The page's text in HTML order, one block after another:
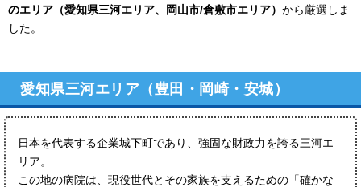
のエリア（愛知県三河エリア、岡山市/倉敷市エリア） から厳選しま
した。
愛知県三河エリア（豊田・岡崎・安城）
日本を代表する企業城下町であり、強固な財政力を誇る三河エ
リア。
この地の病院は、現役世代とその家族を支えるための「確かな